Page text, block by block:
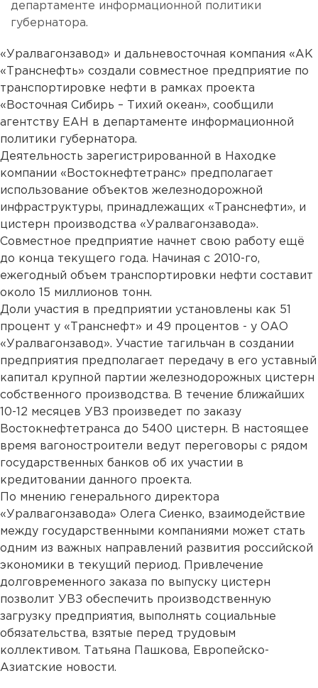
департаменте информационной политики
губернатора.
«Уралвагонзавод» и дальневосточная компания «АК
«Транснефть» создали совместное предприятие по
транспортировке нефти в рамках проекта
«Восточная Сибирь – Тихий океан», сообщили
агентству ЕАН в департаменте информационной
политики губернатора.
Деятельность зарегистрированной в Находке
компании «Востокнефтетранс» предполагает
использование объектов железнодорожной
инфраструктуры, принадлежащих «Транснефти», и
цистерн производства «Уралвагонзавода».
Совместное предприятие начнет свою работу ещё
до конца текущего года. Начиная с 2010-го,
ежегодный объем транспортировки нефти составит
около 15 миллионов тонн.
Доли участия в предприятии установлены как 51
процент у «Транснефт» и 49 процентов - у ОАО
«Уралвагонзавод». Участие тагильчан в создании
предприятия предполагает передачу в его уставный
капитал крупной партии железнодорожных цистерн
собственного производства. В течение ближайших
10-12 месяцев УВЗ произведет по заказу
Востокнефтетранса до 5400 цистерн. В настоящее
время вагоностроители ведут переговоры с рядом
государственных банков об их участии в
кредитовании данного проекта.
По мнению генерального директора
«Уралвагонзавода» Олега Сиенко, взаимодействие
между государственными компаниями может стать
одним из важных направлений развития российской
экономики в текущий период. Привлечение
долговременного заказа по выпуску цистерн
позволит УВЗ обеспечить производственную
загрузку предприятия, выполнять социальные
обязательства, взятые перед трудовым
коллективом. Татьяна Пашкова, Европейско-
Азиатские новости.